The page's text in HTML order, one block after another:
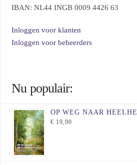
IBAN: NL44 INGB 0009 4426 63
Inloggen voor klanten
Inloggen voor beheerders
Nu populair:
OP WEG NAAR
€ 19,90